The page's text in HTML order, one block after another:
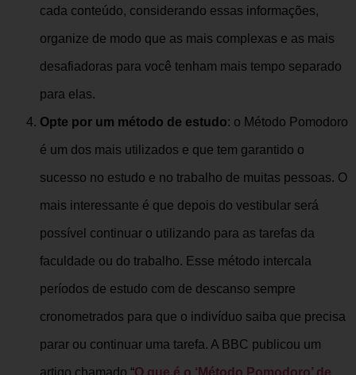
cada conteúdo, considerando essas informações,
organize de modo que as mais complexas e as mais
desafiadoras para você tenham mais tempo separado
para elas.
Opte por um método de estudo: o Método Pomodoro
é um dos mais utilizados e que tem garantido o
sucesso no estudo e no trabalho de muitas pessoas. O
mais interessante é que depois do vestibular será
possível continuar o utilizando para as tarefas da
faculdade ou do trabalho. Esse método intercala
períodos de estudo com de descanso sempre
cronometrados para que o indivíduo saiba que precisa
parar ou continuar uma tarefa. A BBC publicou um
artigo chamado “O que é o ‘Método Pomodoro’ de